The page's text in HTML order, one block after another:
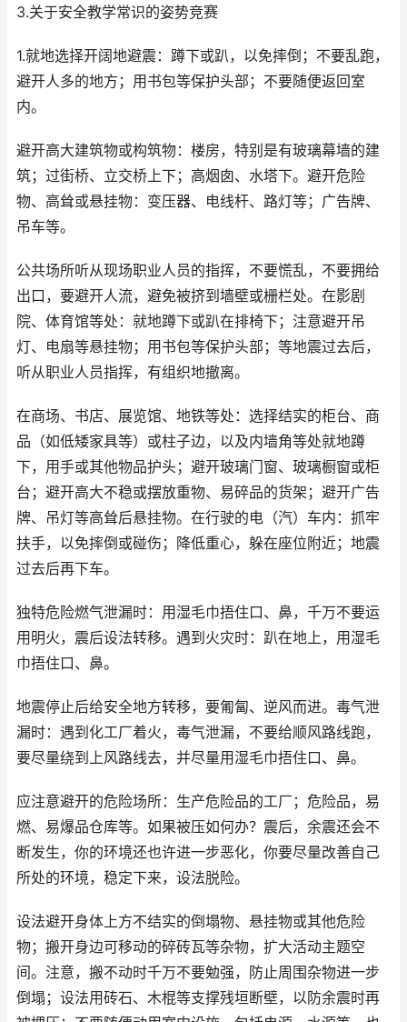
3.关于安全教学常识的姿势竞赛
1.就地选择开阔地避震：蹲下或趴，以免摔倒；不要乱跑，
避开人多的地方；用书包等保护头部；不要随便返回室
内。
避开高大建筑物或构筑物：楼房，特别是有玻璃幕墙的建
筑；过街桥、立交桥上下；高烟囱、水塔下。避开危险
物、高耸或悬挂物：变压器、电线杆、路灯等；广告牌、
吊车等。
公共场所听从现场职业人员的指挥，不要慌乱，不要拥给
出口，要避开人流，避免被挤到墙壁或栅栏处。在影剧
院、体育馆等处：就地蹲下或趴在排椅下；注意避开吊
灯、电扇等悬挂物；用书包等保护头部；等地震过去后，
听从职业人员指挥，有组织地撤离。
在商场、书店、展览馆、地铁等处：选择结实的柜台、商
品（如低矮家具等）或柱子边，以及内墙角等处就地蹲
下，用手或其他物品护头；避开玻璃门窗、玻璃橱窗或柜
台；避开高大不稳或摆放重物、易碎品的货架；避开广告
牌、吊灯等高耸后悬挂物。在行驶的电（汽）车内：抓牢
扶手，以免摔倒或碰伤；降低重心，躲在座位附近；地震
过去后再下车。
独特危险燃气泄漏时：用湿毛巾捂住口、鼻，千万不要运
用明火，震后设法转移。遇到火灾时：趴在地上，用湿毛
巾捂住口、鼻。
地震停止后给安全地方转移，要匍匐、逆风而进。毒气泄
漏时：遇到化工厂着火，毒气泄漏，不要给顺风路线跑，
要尽量绕到上风路线去，并尽量用湿毛巾捂住口、鼻。
应注意避开的危险场所：生产危险品的工厂；危险品，易
燃、易爆品仓库等。如果被压如何办？震后，余震还会不
断发生，你的环境还也许进一步恶化，你要尽量改善自己
所处的环境，稳定下来，设法脱险。
设法避开身体上方不结实的倒塌物、悬挂物或其他危险
物；搬开身边可移动的碎砖瓦等杂物，扩大活动主题空
间。注意，搬不动时千万不要勉强，防止周围杂物进一步
倒塌；设法用砖石、木棍等支撑残垣断壁，以防余震时再